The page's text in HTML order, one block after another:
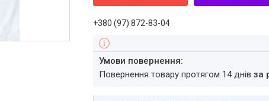
+380 (97) 872-83-04
повернення товару протягом 14 днівза